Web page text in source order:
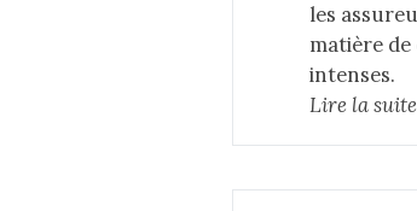
les
matière
intenses.
Lire la